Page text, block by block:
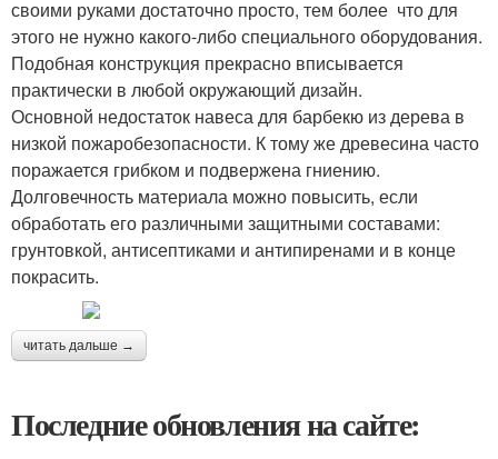
своими руками достаточно просто, тем более что для
этого не нужно какого-либо специального оборудования.
Подобная конструкция прекрасно вписывается
практически в любой окружающий дизайн.
Основной недостаток навеса для барбекю из дерева в
низкой пожаробезопасности. К тому же древесина часто
поражается грибком и подвержена гниению.
Долговечность материала можно повысить, если
обработать его различными защитными составами:
грунтовкой, антисептиками и антипиренами и в конце
покрасить.
читать дальше →
Последние обновления на сайте: